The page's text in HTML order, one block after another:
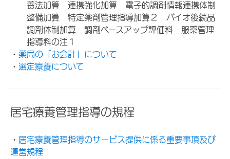
養法加算 連携強化加算 電子的調剤情報連携体制
整備加算 特定薬剤管理指導加算２ バイオ後続品
調剤体制加算 調剤ベースアップ評価料 服薬管理
指導料の注１
・ 薬局の「お会計」について
・ 選定療養について
居宅療養管理指導の規程
・ 居宅療養管理指導のサービス提供に係る重要事項及び
運営規程